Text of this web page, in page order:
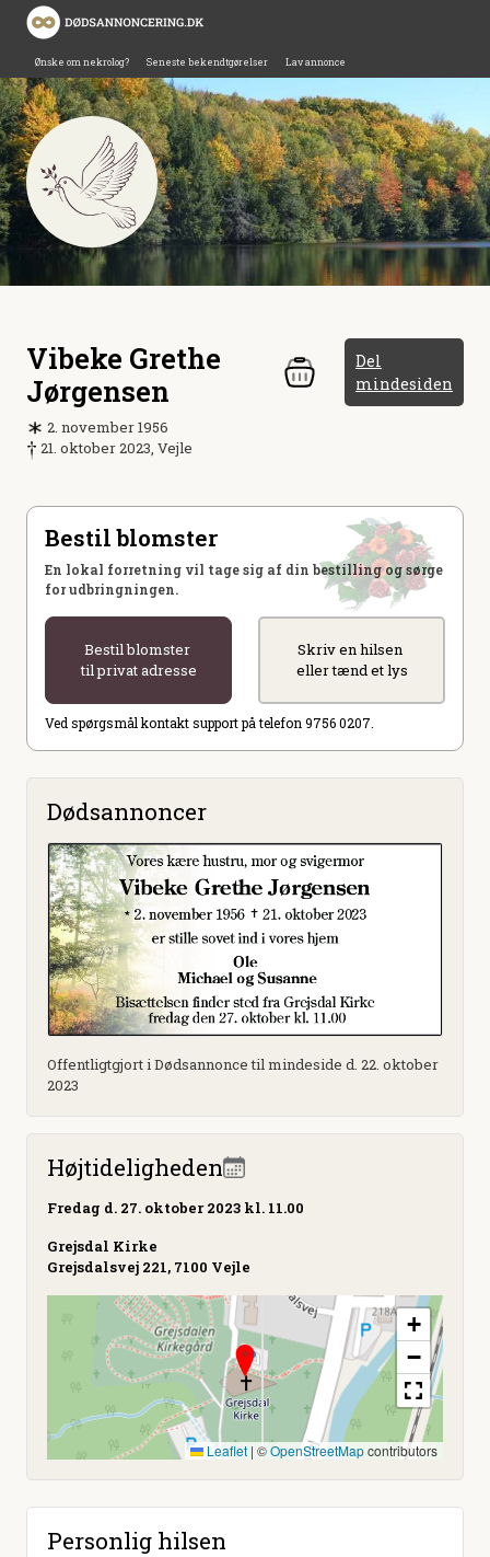
Ønske om nekrolog? Seneste bekendtgørelser Lav annonce
Vibeke Grethe
Jørgensen
Del
mindesiden
2. november 1956
21. oktober 2023, Vejle
Bestil blomster
En lokal forretning vil tage sig af din bestilling og sørge
for udbringningen.
Bestil blomster
til privat adresse
Skriv en hilsen
eller tænd et lys
Ved spørgsmål kontakt support på telefon 9756 0207.
Dødsannoncer
Offentligtgjort i Dødsannonce til mindeside d. 22. oktober
2023
Højtideligheden
Fredag d. 27. oktober 2023 kl. 11.00
Grejsdal Kirke
Grejsdalsvej 221, 7100 Vejle
+
−
Leaflet | ©OpenStreetMapcontributors
Personlig hilsen